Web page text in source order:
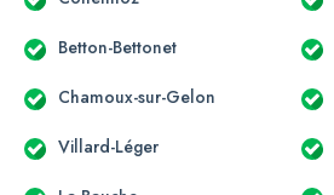
Betton-Bettonet
Chamoux-sur-Gelon
Villard-Léger